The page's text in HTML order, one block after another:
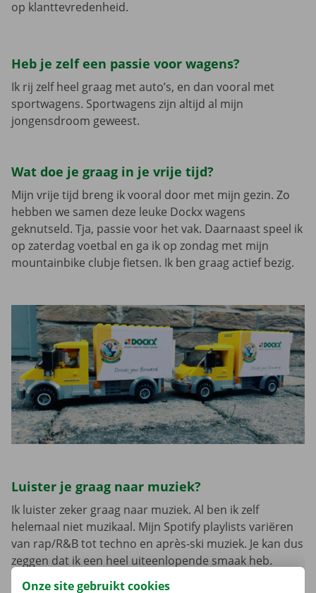
op klanttevredenheid.
Heb je zelf een passie voor wagens?
Ik rij zelf heel graag met auto’s, en dan vooral met
sportwagens. Sportwagens zijn altijd al mijn
jongensdroom geweest.
Wat doe je graag in je vrije tijd?
Mijn vrije tijd breng ik vooral door met mijn gezin. Zo
hebben we samen deze leuke Dockx wagens
geknutseld. Tja, passie voor het vak. Daarnaast speel ik
op zaterdag voetbal en ga ik op zondag met mijn
mountainbike clubje fietsen. Ik ben graag actief bezig.
Luister je graag naar muziek?
Ik luister zeker graag naar muziek. Al ben ik zelf
helemaal niet muzikaal. Mijn Spotify playlists variëren
van rap/R&B tot techno en après-ski muziek. Je kan dus
zeggen dat ik een heel uiteenlopende smaak heb.
Onze site gebruikt cookies